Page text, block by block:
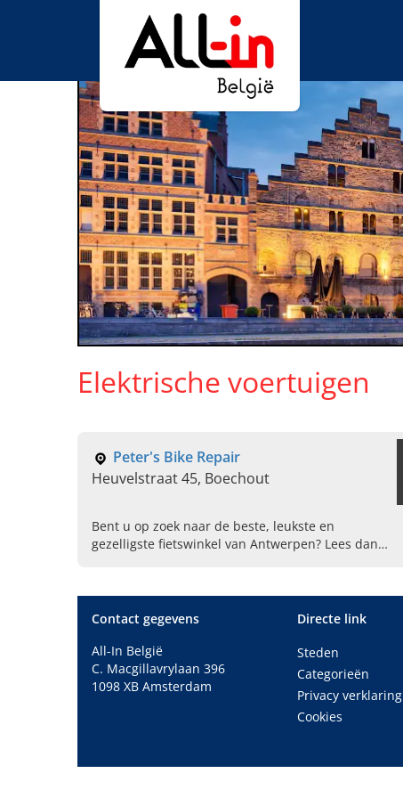
Elektrische voertuigen
Peter's Bike Repair
Heuvelstraat 45, Boechout
Bent u op zoek naar de beste, leukste en
gezelligste fietswinkel van Antwerpen? Lees dan
Contact gegevens
All-In België
C. Macgillavrylaan 396
1098 XB Amsterdam
Directe link
Steden
Categorieën
Privacy verklaring
Cookies